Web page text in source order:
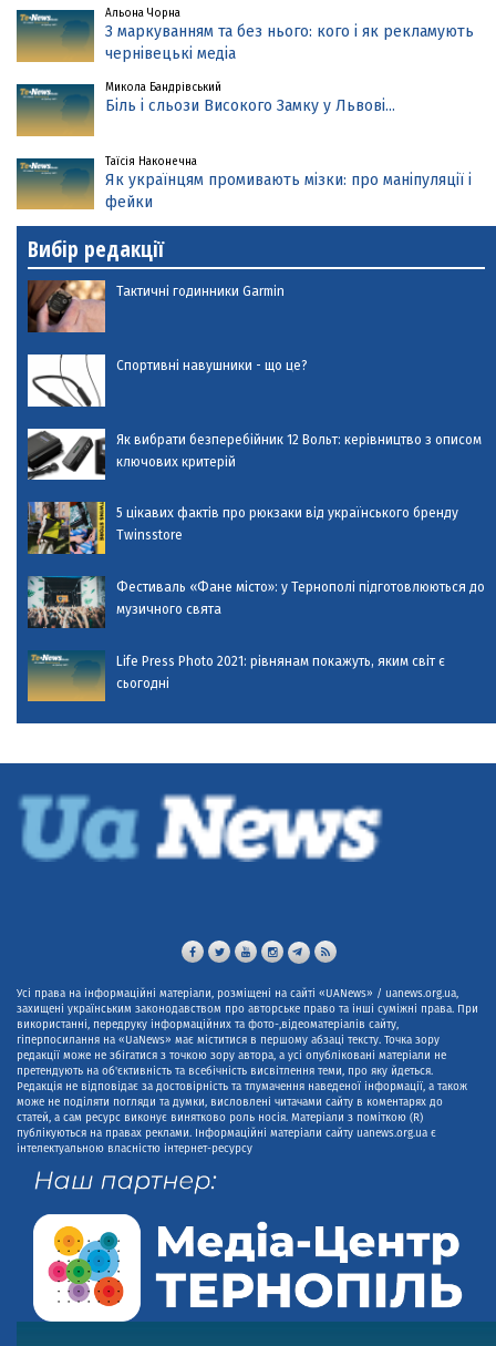
Альона Чорна
З маркуванням та без нього: кого і як рекламують
чернівецькі медіа
Микола Бандрівський
Біль і сльози Високого Замку у Львові...
Таїсія Наконечна
Як українцям промивають мізки: про маніпуляції і
фейки
Вибір редакції
Тактичні годинники Garmin
Спортивні навушники - що це?
Як вибрати безперебійник 12 Вольт: керівництво з описом
ключових критерій
5 цікавих фактів про рюкзаки від українського бренду
Twinsstore
Фестиваль «Фане місто»: у Тернополі підготовлюються до
музичного свята
Life Press Photo 2021: рівнянам покажуть, яким світ є
сьогодні
Усі права на інформаційні матеріали, розміщені на сайті «UANews» / uanews.org.ua,
захищені українським законодавством про авторське право та інші суміжні права. При
використанні, передруку інформаційних та фото-,відеоматеріалів сайту,
гіперпосилання на «UaNews» має міститися в першому абзаці тексту. Точка зору
редакції може не збігатися з точкою зору автора, а усі опубліковані матеріали не
претендують на об'єктивність та всебічність висвітлення теми, про яку йдеться.
Редакція не відповідає за достовірність та тлумачення наведеної інформації, а також
може не поділяти погляди та думки, висловлені читачами сайту в коментарях до
статей, а сам ресурс виконує винятково роль носія. Матеріали з поміткою (R)
публікуються на правах реклами. Інформаційні матеріали сайту uanews.org.ua є
інтелектуальною власністю інтернет-ресурсу